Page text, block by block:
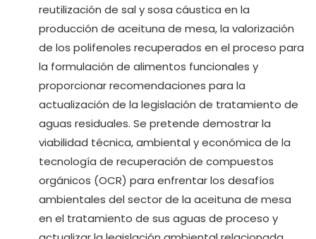
reutilización de sal y sosa cáustica en la
producción de aceituna de mesa, la valorización
de los polifenoles recuperados en el proceso para
la formulación de alimentos funcionales y
proporcionar recomendaciones para la
actualización de la legislación de tratamiento de
aguas residuales. Se pretende demostrar la
viabilidad técnica, ambiental y económica de la
tecnología de recuperación de compuestos
orgánicos (OCR) para enfrentar los desafíos
ambientales del sector de la aceituna de mesa
en el tratamiento de sus aguas de proceso y